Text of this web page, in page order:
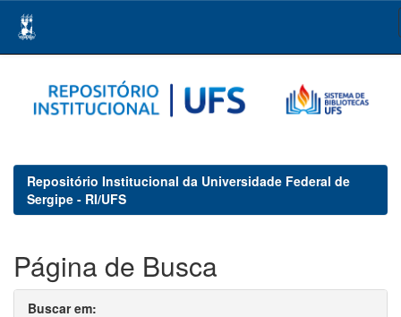
navigation
Repositório Institucional da Universidade Federal de
Sergipe - RI/UFS
Página de Busca
Buscar em: